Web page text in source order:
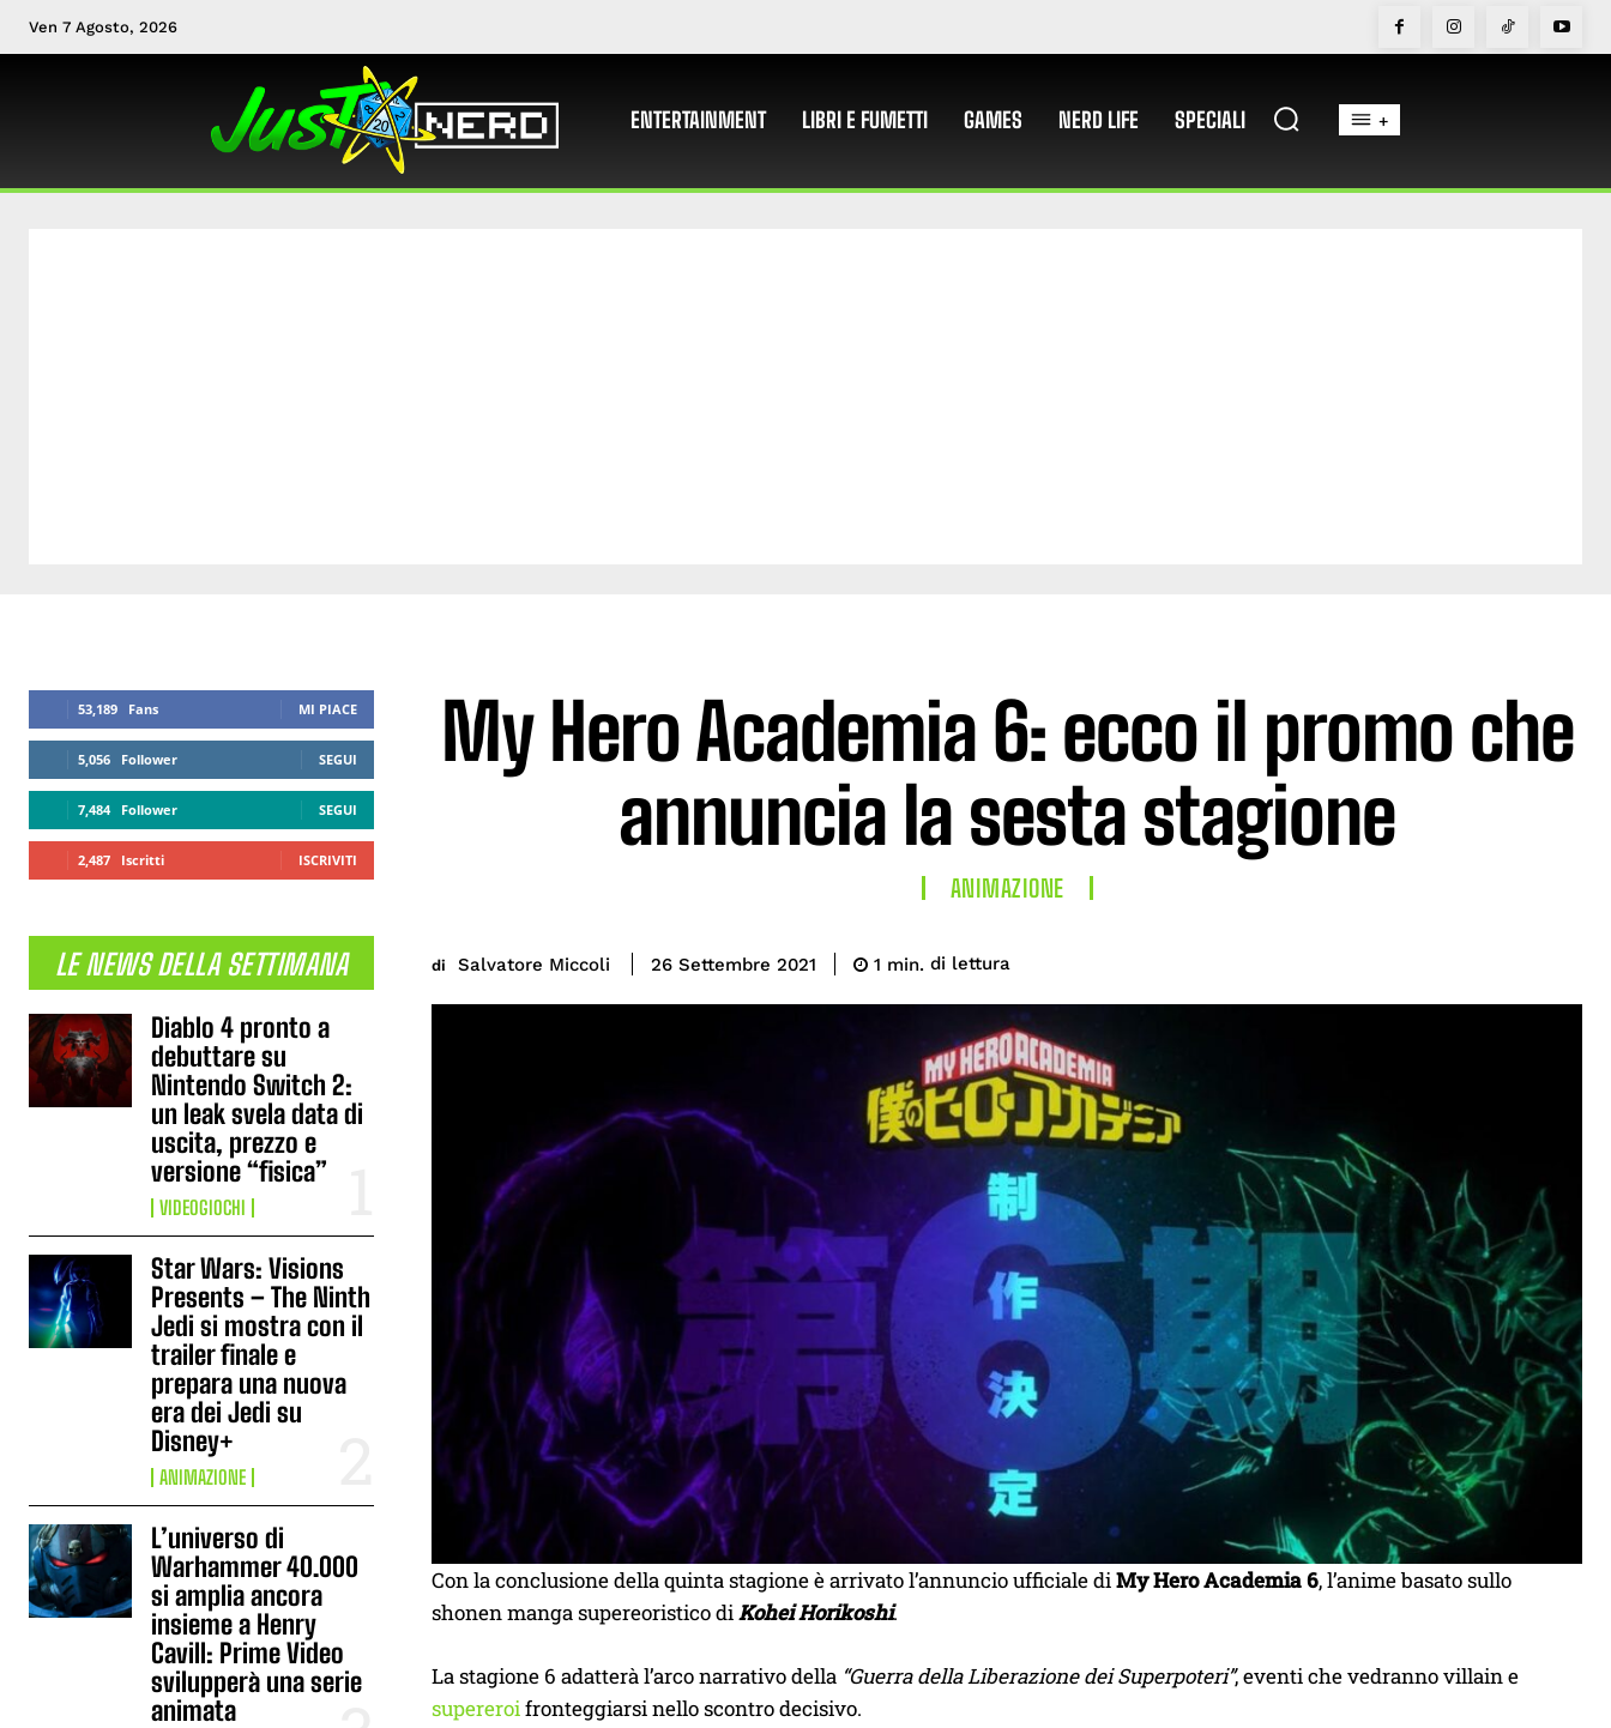
Ven 7 Agosto, 2026
ENTERTAINMENT LIBRI E FUMETTI GAMES NERD LIFE SPECIALI +
53,189 Fans MI PIACE
5,056 Follower SEGUI
7,484 Follower SEGUI
2,487 Iscritti ISCRIVITI
LE NEWS DELLA SETTIMANA
Diablo 4 pronto a
debuttare su
Nintendo Switch 2:
un leak svela data di
uscita, prezzo e
versione “fisica”
VIDEOGIOCHI
Star Wars: Visions
Presents – The Ninth
Jedi si mostra con il
trailer finale e
prepara una nuova
era dei Jedi su
Disney+
ANIMAZIONE
L’universo di
Warhammer 40.000
si amplia ancora
insieme a Henry
Cavill: Prime Video
svilupperà una serie
animata
My Hero Academia 6: ecco il promo che
annuncia la sesta stagione
ANIMAZIONE
di Salvatore Miccoli 26 Settembre 2021 1 min. di lettura
Con la conclusione della quinta stagione è arrivato l’annuncio ufficiale diMy Hero Academia 6, l’anime basato sullo
shonen manga supereoristico diKohei Horikoshi.
La stagione 6 adatterà l’arco narrativo della “Guerra della Liberazione dei Superpoteri”, eventi che vedranno villain e
supereroifronteggiarsi nello scontro decisivo.